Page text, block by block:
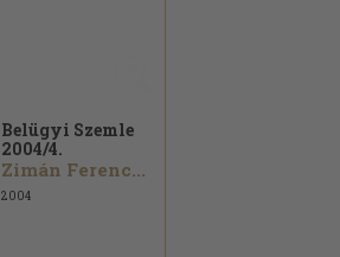
Belügyi Szemle
2004/4.
Zimán Ferenc...
2004